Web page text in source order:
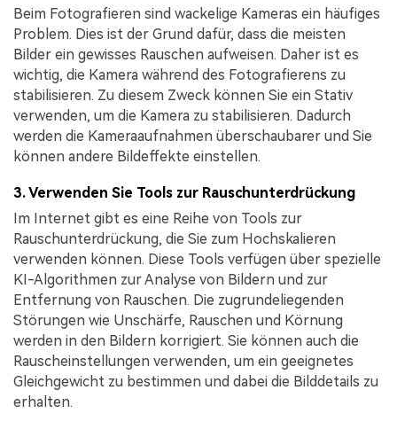
Beim Fotografieren sind wackelige Kameras ein häufiges
Problem. Dies ist der Grund dafür, dass die meisten
Bilder ein gewisses Rauschen aufweisen. Daher ist es
wichtig, die Kamera während des Fotografierens zu
stabilisieren. Zu diesem Zweck können Sie ein Stativ
verwenden, um die Kamera zu stabilisieren. Dadurch
werden die Kameraaufnahmen überschaubarer und Sie
können andere Bildeffekte einstellen.
3. Verwenden Sie Tools zur Rauschunterdrückung
Im Internet gibt es eine Reihe von Tools zur
Rauschunterdrückung, die Sie zum Hochskalieren
verwenden können. Diese Tools verfügen über spezielle
KI-Algorithmen zur Analyse von Bildern und zur
Entfernung von Rauschen. Die zugrundeliegenden
Störungen wie Unschärfe, Rauschen und Körnung
werden in den Bildern korrigiert. Sie können auch die
Rauscheinstellungen verwenden, um ein geeignetes
Gleichgewicht zu bestimmen und dabei die Bilddetails zu
erhalten.